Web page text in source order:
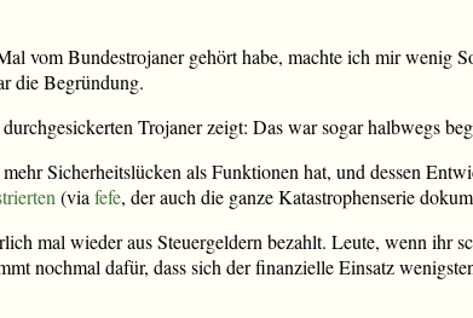
vom Bundestrojaner gehört habe, machte ich mir wenig
die Begründung.
Trojaner zeigt: Das war sogar halbwegs
Sicherheitslücken als Funktionen hat, und dessen
(via fefe, der auch die ganze Katastrophenserie
mal wieder aus Steuergeldern bezahlt. Leute, wenn ihr
nochmal dafür, dass sich der finanzielle Einsatz